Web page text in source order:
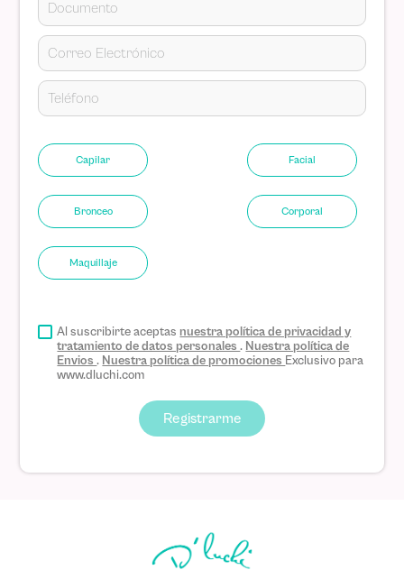
Capilar Facial
Bronceo Corporal
Maquillaje
Al suscribirte aceptas nuestra política de privacidad y
tratamiento de datos personales. Nuestra política de
Envios. Nuestra política de promociones Exclusivo para
www.dluchi.com
Registrarme